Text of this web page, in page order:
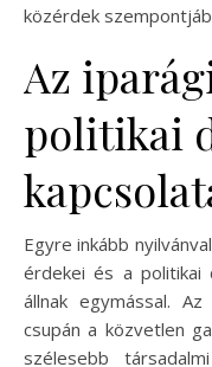
közérdek
Az
politikai
Egyre inkább
érdekei és a politikai
állnak egymással.
csupán a közvetlen
szélesebb